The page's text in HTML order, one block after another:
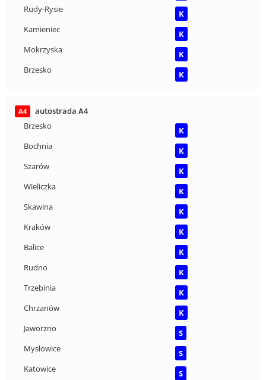
Rudy-Rysie
K
Kamieniec
K
Mokrzyska
K
Brzesko
K
A4
autostrada A4
Brzesko
K
Bochnia
K
Szarów
K
Wieliczka
K
Skawina
K
Kraków
K
Balice
K
Rudno
K
Trzebinia
K
Chrzanów
K
Jaworzno
S
Mysłowice
S
Katowice
S